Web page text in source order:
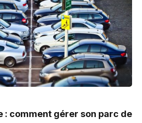
: comment gérer son parc de